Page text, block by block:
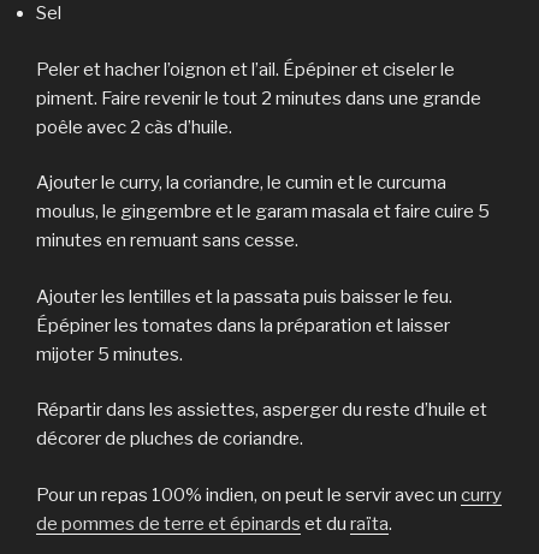
Sel
Peler et hacher l’oignon et l’ail. Épépiner et ciseler le
piment. Faire revenir le tout 2 minutes dans une grande
poêle avec 2 càs d’huile.
Ajouter le curry, la coriandre, le cumin et le curcuma
moulus, le gingembre et le garam masala et faire cuire 5
minutes en remuant sans cesse.
Ajouter les lentilles et la passata puis baisser le feu.
Épépiner les tomates dans la préparation et laisser
mijoter 5 minutes.
Répartir dans les assiettes, asperger du reste d’huile et
décorer de pluches de coriandre.
Pour un repas 100% indien, on peut le servir avec un curry
de pommes de terre et épinards et du raïta.